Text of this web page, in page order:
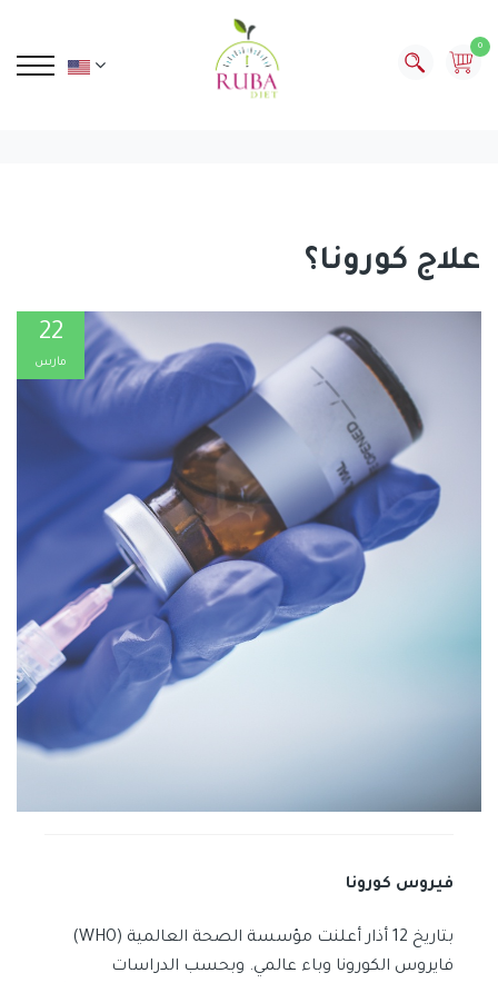
0
علاج كورونا؟
22
مارس
فيروس كورونا
بتاريخ 12 أذار أعلنت مؤسسة الصحة العالمية (WHO)
فايروس الكورونا وباء عالمي. وبحسب الدراسات